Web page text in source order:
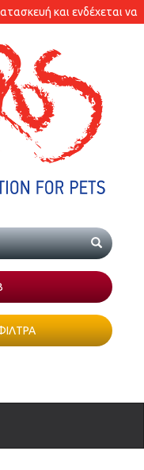
και ενδέχεται να
των προϊόντων.